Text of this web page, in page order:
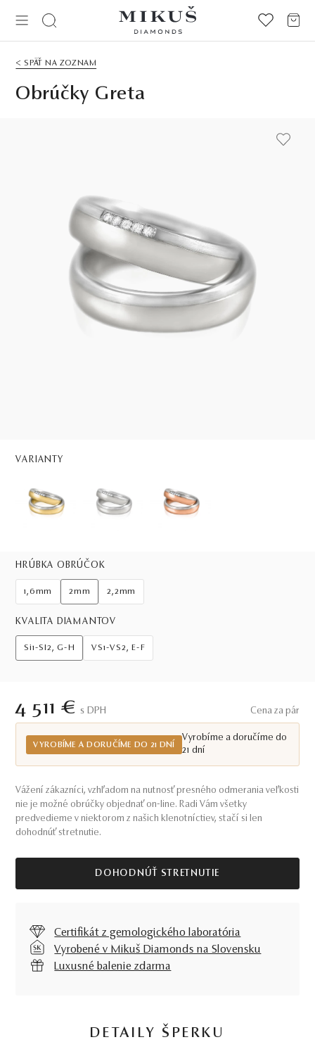
< SPÄŤ NA ZOZNAM
Obrúčky Greta
VARIANTY
HRÚBKA OBRÚČOK
1,6mm 2mm 2,2mm
KVALITA DIAMANTOV
Si1-SI2, G-H VS1-VS2, E-F
4 511 € S DPH Cena za pár
VYROBÍME A DORUČÍME DO 21 DNÍ
Vyrobíme a doručíme do
21 dní
Vážení zákazníci, vzhľadom na nutnosť presného odmerania veľkosti
nie je možné obrúčky objednať on-line. Radi Vám všetky
predvedieme v niektorom z našich klenotníctiev, stačí si len
dohodnúť stretnutie.
DOHODNÚŤ STRETNUTIE
Certifikát z gemologického laboratória
Vyrobené v Mikuš Diamonds na Slovensku
Luxusné balenie zdarma
DETAILY ŠPERKU